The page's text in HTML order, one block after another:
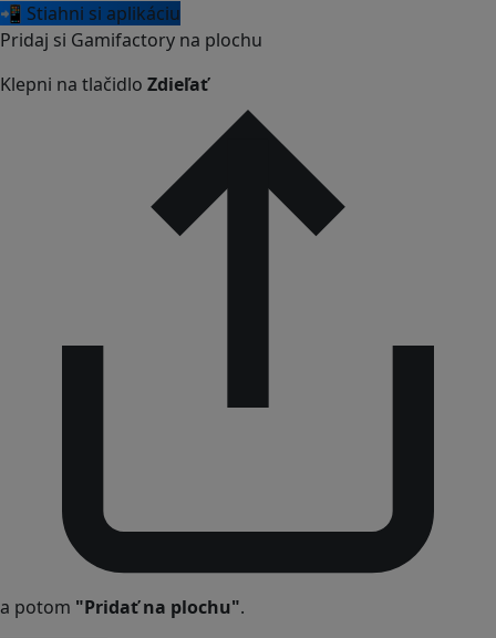
📲 Stiahni si aplikáciu
Pridaj si Gamifactory na plochu
Klepni na tlačidlo Zdieľať
a potom "Pridať na plochu".